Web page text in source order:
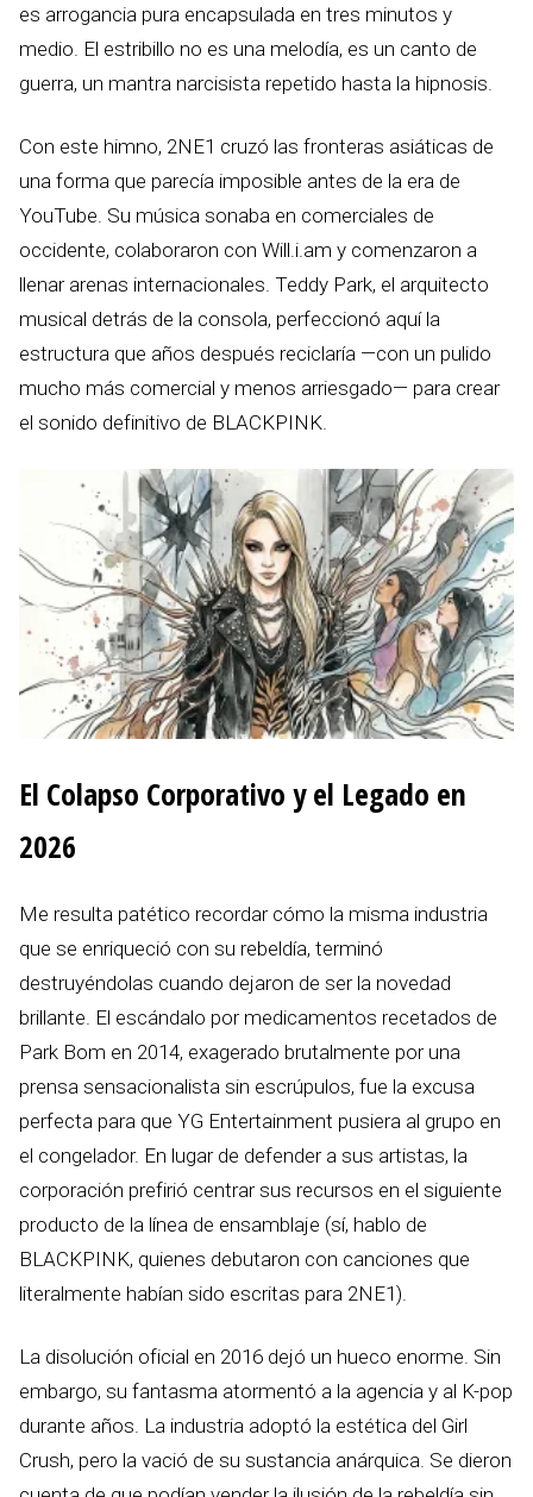
es arrogancia pura encapsulada en tres minutos y
medio. El estribillo no es una melodía, es un canto de
guerra, un mantra narcisista repetido hasta la hipnosis.
Con este himno, 2NE1 cruzó las fronteras asiáticas de
una forma que parecía imposible antes de la era de
YouTube. Su música sonaba en comerciales de
occidente, colaboraron con Will.i.am y comenzaron a
llenar arenas internacionales. Teddy Park, el arquitecto
musical detrás de la consola, perfeccionó aquí la
estructura que años después reciclaría —con un pulido
mucho más comercial y menos arriesgado— para crear
el sonido definitivo de BLACKPINK.
El Colapso Corporativo y el Legado en
2026
Me resulta patético recordar cómo la misma industria
que se enriqueció con su rebeldía, terminó
destruyéndolas cuando dejaron de ser la novedad
brillante. El escándalo por medicamentos recetados de
Park Bom en 2014, exagerado brutalmente por una
prensa sensacionalista sin escrúpulos, fue la excusa
perfecta para que YG Entertainment pusiera al grupo en
el congelador. En lugar de defender a sus artistas, la
corporación prefirió centrar sus recursos en el siguiente
producto de la línea de ensamblaje (sí, hablo de
BLACKPINK, quienes debutaron con canciones que
literalmente habían sido escritas para 2NE1).
La disolución oficial en 2016 dejó un hueco enorme. Sin
embargo, su fantasma atormentó a la agencia y al K-pop
durante años. La industria adoptó la estética del Girl
Crush, pero la vació de su sustancia anárquica. Se dieron